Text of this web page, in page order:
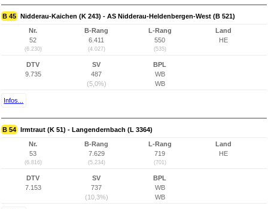
B 45 Nidderau-Kaichen (K 243) - AS Nidderau-Heldenbergen-West (B 521)
Nr.
52
(6.230)
B-Rang
6.411
(4.027)
L-Rang
550
(535)
Land
HE
DTV
9.735
SV
487
(5,0%)
BPL
WB
WB
Infos...
B 54 Irmtraut (K 51) - Langendernbach (L 3364)
Nr.
53
(6.816)
B-Rang
7.629
(5.234)
L-Rang
719
(701)
Land
HE
DTV
7.153
SV
737
(10,3%)
BPL
WB
WB